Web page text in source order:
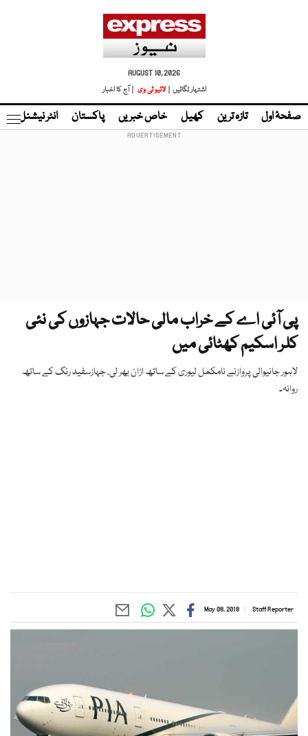
AUGUST 10, 2026
اشتہار لگائیں |
لائیو ٹی وی | آج کا اخبار
صفحۂ اول تازہ ترین کھیل خاص خبریں پاکستان انٹر نیشنل
پی آئی اے کے خراب مالی حالات جہازوں کی نئی
کلر اسکیم کھٹائی میں
لاہور جانیوالی پروازنے نامکمل لیوری کے ساتھ اڑان بھر لی، جہازسفید رنگ کے ساتھ
روانہ۔
Staff Reporter
May 08, 2018